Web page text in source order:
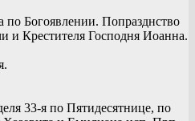
по Богоявлении. Попразднство
и Крестителя Господня Иоанна.
33-я по Пятидесятнице, по